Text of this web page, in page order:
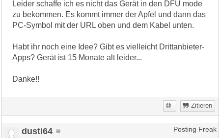
Leider schaffe ich es nicht das Gerät in den DFU mode
zu bekommen. Es kommt immer der Apfel und dann das
PC-Symbol mit der URL oben und dem Kabel unten.
Habt ihr noch eine Idee? Gibt es vielleicht Drittanbieter-
Apps? Gerät ist 15 Monate alt leider...
Danke!!
Zitieren
dusti64 Posting Freak